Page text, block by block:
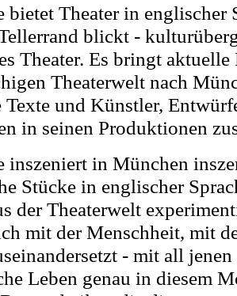
bietet Theater in englischer
blickt -
Theater. Es bringt aktuelle
Theaterwelt nach
Texte und Künstler,
in seinen Produktionen
inszeniert in München
Stücke in englischer
der Theaterwelt
mit der Menschheit, mit
- mit all
Leben genau in diesem